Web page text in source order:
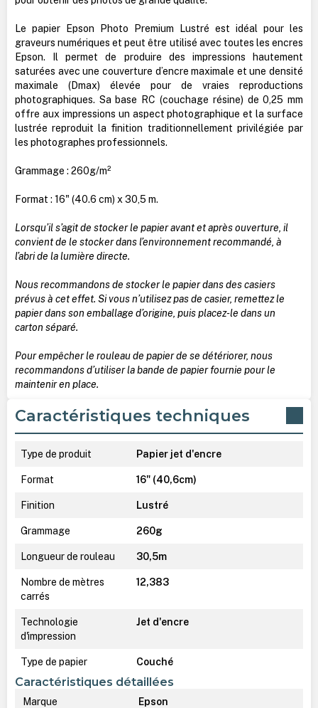
Le papier Epson Photo Premium Lustré est idéal pour les
graveurs numériques et peut être utilisé avec toutes les encres
Epson. Il permet de produire des impressions hautement
saturées avec une couverture d’encre maximale et une densité
maximale (Dmax) élevée pour de vraies reproductions
photographiques. Sa base RC (couchage résine) de 0,25 mm
offre aux impressions un aspect photographique et la surface
lustrée reproduit la finition traditionnellement privilégiée par
les photographes professionnels.
Grammage : 260g/m²
Format : 16" (40.6 cm) x 30,5 m.
Lorsqu’il s’agit de stocker le papier avant et après ouverture, il
convient de le stocker dans l’environnement recommandé, à
l’abri de la lumière directe.
Nous recommandons de stocker le papier dans des casiers
prévus à cet effet. Si vous n’utilisez pas de casier, remettez le
papier dans son emballage d’origine, puis placez-le dans un
carton séparé.
Pour empêcher le rouleau de papier de se détériorer, nous
recommandons d’utiliser la bande de papier fournie pour le
maintenir en place.
Caractéristiques techniques
Type de produit Papier jet d'encre
Format 16" (40,6cm)
Finition Lustré
Grammage 260g
Longueur de rouleau 30,5m
Nombre de mètres
carrés
12,383
Technologie
d'impression
Jet d'encre
Type de papier Couché
Caractéristiques détaillées
Marque Epson